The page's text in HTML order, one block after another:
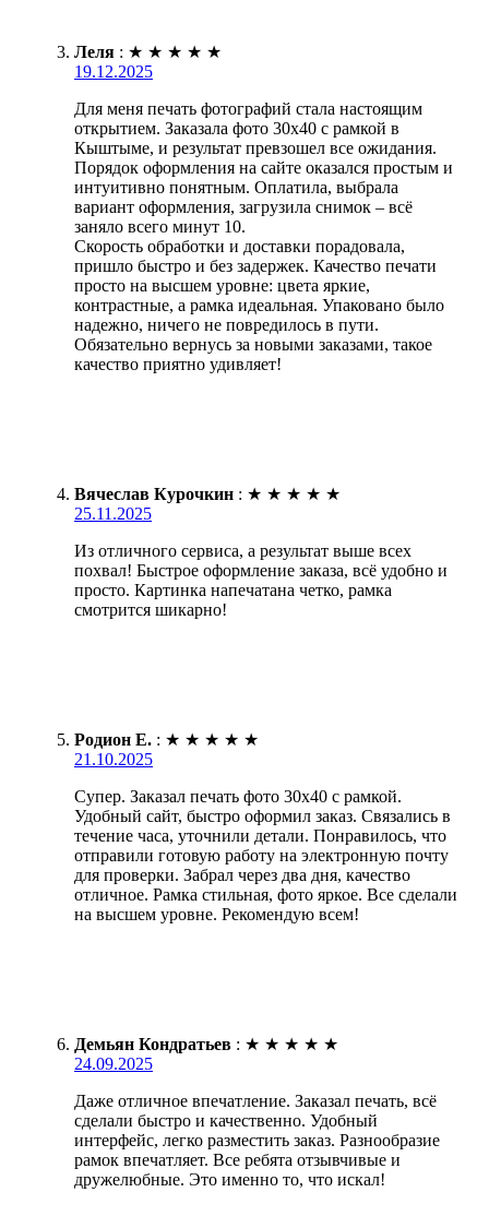
Леля : ★ ★ ★ ★ ★
19.12.2025
Для меня печать фотографий стала настоящим
открытием. Заказала фото 30х40 с рамкой в
Кыштыме, и результат превзошел все ожидания.
Порядок оформления на сайте оказался простым и
интуитивно понятным. Оплатила, выбрала
вариант оформления, загрузила снимок – всё
заняло всего минут 10.
Скорость обработки и доставки порадовала,
пришло быстро и без задержек. Качество печати
просто на высшем уровне: цвета яркие,
контрастные, а рамка идеальная. Упаковано было
надежно, ничего не повредилось в пути.
Обязательно вернусь за новыми заказами, такое
качество приятно удивляет!
Вячеслав Курочкин : ★ ★ ★ ★ ★
25.11.2025
Из отличного сервиса, а результат выше всех
похвал! Быстрое оформление заказа, всё удобно и
просто. Картинка напечатана четко, рамка
смотрится шикарно!
Родион Е. : ★ ★ ★ ★ ★
21.10.2025
Супер. Заказал печать фото 30х40 с рамкой.
Удобный сайт, быстро оформил заказ. Связались в
течение часа, уточнили детали. Понравилось, что
отправили готовую работу на электронную почту
для проверки. Забрал через два дня, качество
отличное. Рамка стильная, фото яркое. Все сделали
на высшем уровне. Рекомендую всем!
Демьян Кондратьев : ★ ★ ★ ★ ★
24.09.2025
Даже отличное впечатление. Заказал печать, всё
сделали быстро и качественно. Удобный
интерфейс, легко разместить заказ. Разнообразие
рамок впечатляет. Все ребята отзывчивые и
дружелюбные. Это именно то, что искал!